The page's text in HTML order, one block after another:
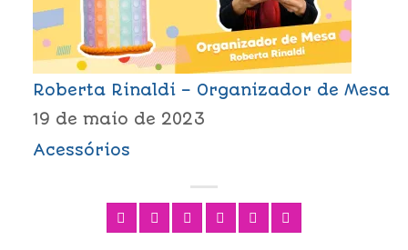
Roberta Rinaldi – Organizador de Mesa
19 de maio de 2023
Acessórios